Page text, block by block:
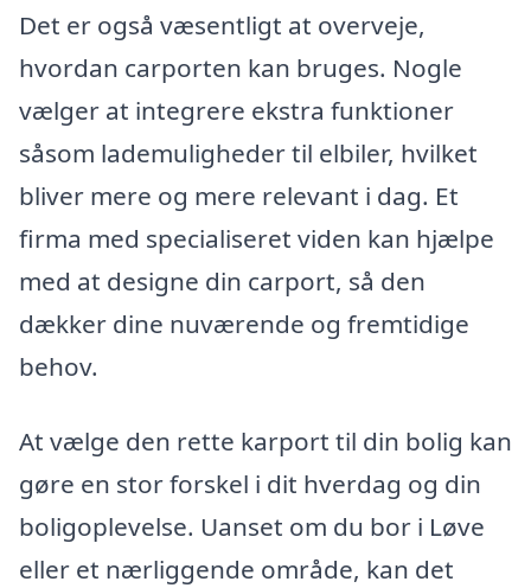
Det er også væsentligt at overveje,
hvordan carporten kan bruges. Nogle
vælger at integrere ekstra funktioner
såsom lademuligheder til elbiler, hvilket
bliver mere og mere relevant i dag. Et
firma med specialiseret viden kan hjælpe
med at designe din carport, så den
dækker dine nuværende og fremtidige
behov.
At vælge den rette karport til din bolig kan
gøre en stor forskel i dit hverdag og din
boligoplevelse. Uanset om du bor i Løve
eller et nærliggende område, kan det